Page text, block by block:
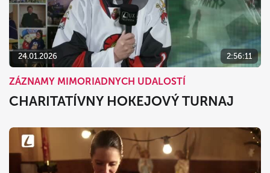
24.01.2026 2:56:11
ZÁZNAMY MIMORIADNYCH UDALOSTÍ
CHARITATÍVNY HOKEJOVÝ TURNAJ